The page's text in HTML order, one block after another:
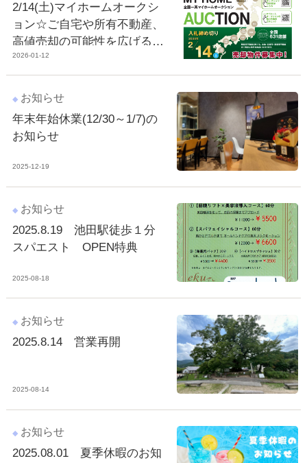
2/14(土)マイホームオークシ
ョン☆ご自宅や所有不動産、
高値売却の可能性を広げるた
めに☆
2026-01-12
お知らせ
年末年始休業(12/30～1/7)の
お知らせ
2025-12-19
お知らせ
2025.8.19 池田駅徒歩１分
スパエスト OPEN特典
2025-08-18
お知らせ
2025.8.14 営業再開
2025-08-14
お知らせ
2025.08.01 夏季休暇のお知